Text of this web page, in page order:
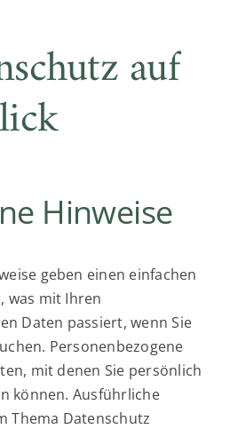
auf
Hinweise
geben einen einfachen
was mit Ihren
Daten passiert, wenn Sie
Personenbezogene
mit denen Sie persönlich
können. Ausführliche
Thema Datenschutz